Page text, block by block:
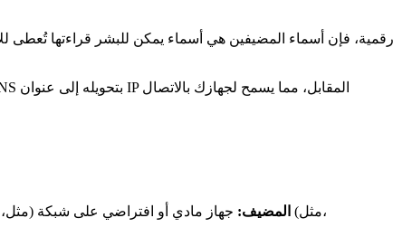
المضيف: جهاز مادي أو افتراضي على شبكة (مثل،